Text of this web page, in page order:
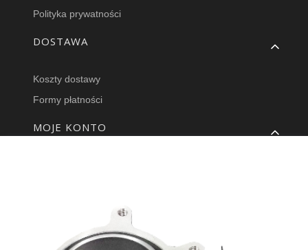
Polityka prywatności
DOSTAWA
Koszty dostawy
Formy płatności
MOJE KONTO
GWARANCJA I ZWROTY